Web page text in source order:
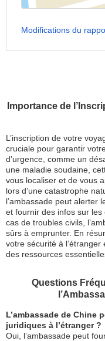
Importance de
L’inscription de votre
cruciale pour garantir
d’urgence, comme un
une maladie soudaine,
vous localiser et de vous
lors d’une catastrophe
l’ambassade peut alerter
et fournir des infos sur
cas de troubles civils,
sûrs à emprunter. En
votre sécurité à
des ressources
Questions
L’ambassade de Chine
juridiques à l’étranger ?
Oui, l’ambassade peut
Modifications du